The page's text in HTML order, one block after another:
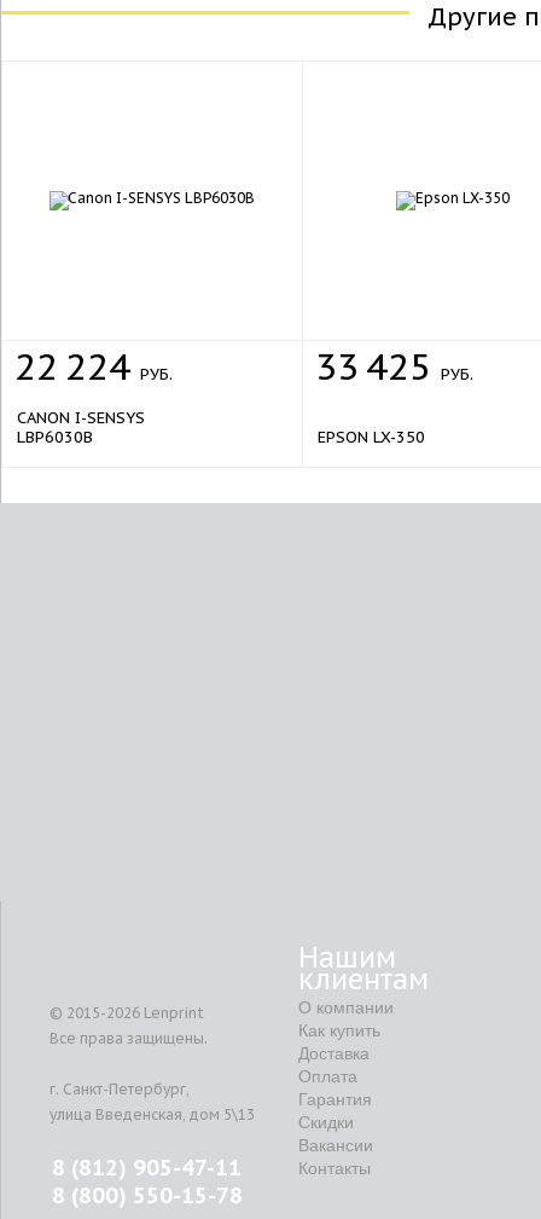
Другие
22 224 РУБ.
CANON I-SENSYS
LBP6030B
33 425 РУБ.
EPSON LX-350
© 2015-2026 Lenprint
Все права защищены.
г. Санкт-Петербург,
улица Введенская, дом 5\13
8 (812) 905-47-11
8 (800) 550-15-78
Нашим
клиентам
О компании
Как купить
Доставка
Оплата
Гарантия
Скидки
Вакансии
Контакты